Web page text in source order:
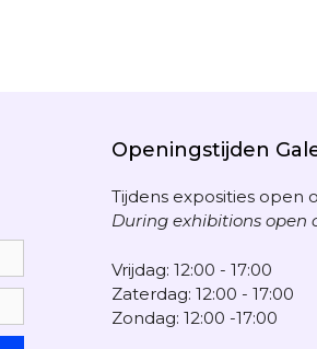
Openingstijden
Tijdens exposities open
During exhibitions open
Vrijdag: 12:00 - 17:00
Zaterdag: 12:00 - 17:00
Zondag: 12:00 -17:00